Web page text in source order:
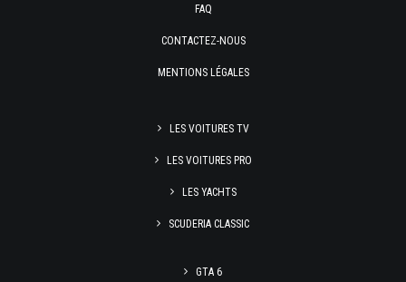
FAQ
CONTACTEZ-NOUS
MENTIONS LÉGALES
LES VOITURES TV
LES VOITURES PRO
LES YACHTS
SCUDERIA CLASSIC
GTA 6